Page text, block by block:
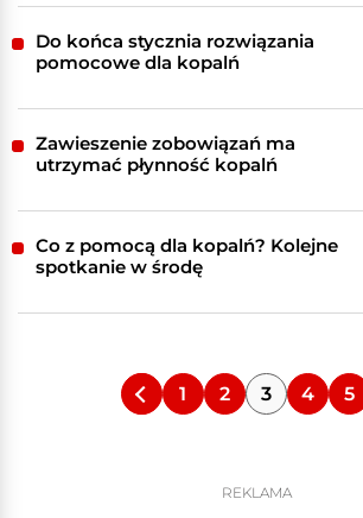
Do końca stycznia rozwiązania
pomocowe dla kopalń
Zawieszenie zobowiązań ma
utrzymać płynność kopalń
Co z pomocą dla kopalń? Kolejne
spotkanie w środę
1 2 3 4 5
REKLAMA